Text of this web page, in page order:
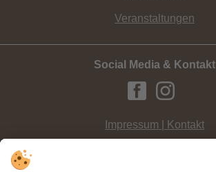
Veranstaltungen
Social Media & Kontakt
Impressum | Kontakt